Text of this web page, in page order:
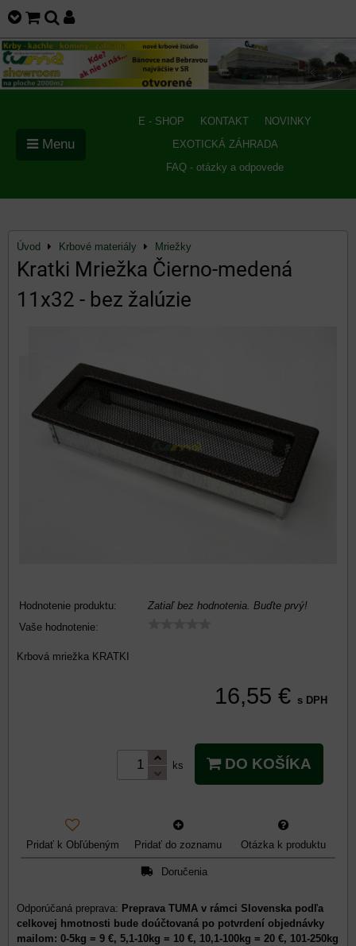
E - SHOP KONTAKT
NOVINKY
EXOTICKÁ ZÁHRADA
FAQ - otázky a odpovede
Menu
Úvod Krbové materiály Mriežky
Kratki Mriežka Čierno-medená
11x32 - bez žalúzie
Hodnotenie produktu:
Zatiaľ bez hodnotenia. Buďte prvý!
Vaše hodnotenie:
Krbová mriežka KRATKI
16,55 € s DPH
ks DO KOŠÍKA
Pridať k Obľúbeným Pridať do zoznamu Otázka k produktu
Doručenia
Preprava TUMA v rámci Slovenska podľa
celkovej hmotnosti bude doúčtovaná po potvrdení objednávky
mailom: 0-5kg = 9 €, 5,1-10kg = 10 €, 10,1-100kg = 20 €, 101-250kg